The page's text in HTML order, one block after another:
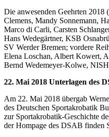
Die anwesenden Geehrten 2018
Clemens, Mandy Sonnemann,
Marco di Carli, Carsten
Hans Wedegärtner, KSB
SV Werder Bremen; vordere
Elena Loschan, Albert Kowert,
Bernd Wedemeyer-Kolwe,
22. Mai 2018 Unterlagen des
Am 22. Mai 2018 übergab
des Deutschen Sportakrobatik
zur Sportakrobatik-Geschichte
der Hompage des DSAB finden